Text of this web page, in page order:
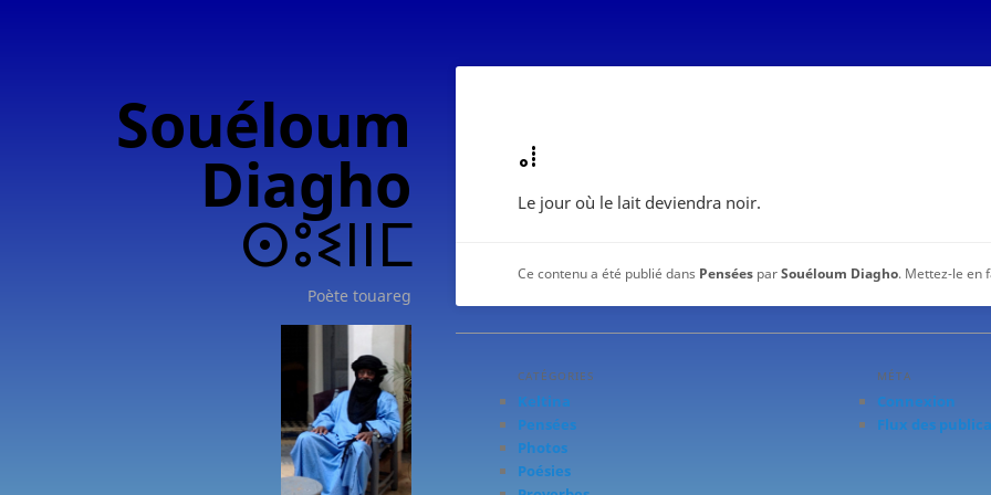
Souéloum
Diagho
ⵙⵓⵉⵏⵏⵎ
Poète touareg
ⴰⵂ
Le jour où le lait deviendra noir.
Ce contenu a été publié dans Pensées parSouéloum Diagho. Mettez-le en
CATÉGORIES
Keltina
Pensées
Photos
Poésies
MÉTA
Connexion
Flux des